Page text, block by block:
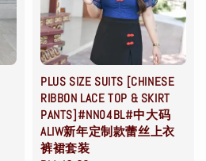
PLUS SIZE SUITS [CHINESE
RIBBON LACE TOP & SKIRT
PANTS]#NN04BL#中大码
ALIW新年定制款蕾丝上衣
裤裙套装